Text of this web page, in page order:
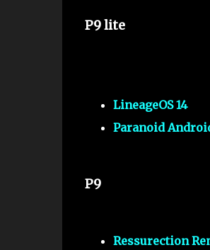
P9 lite
LineageOS 14
Paranoid
P9
Ressurection